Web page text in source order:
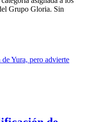
Grupo Gloria. Sin